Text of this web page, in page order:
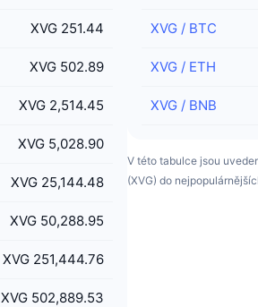
XVG 251.44
XVG 502.89
XVG 2,514.45
XVG 5,028.90
XVG 25,144.48
XVG 50,288.95
XVG 251,444.76
XVG 502,889.53
XVG/ BTC
XVG/ ETH
XVG/ BNB
V této tabulce jsou
(XVG) do